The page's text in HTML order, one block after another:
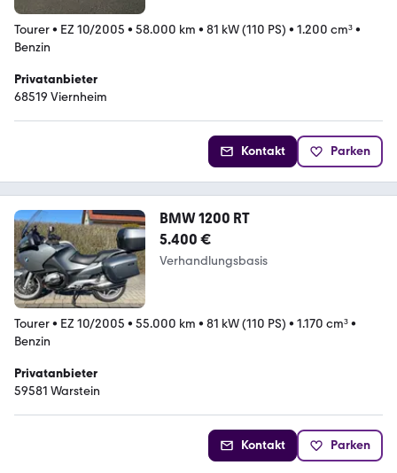
Tourer• EZ 10/2005 • 58.000 km • 81 kW (110 PS) • 1.200 cm³•
Benzin
Privatanbieter
68519 Viernheim
Kontakt Parken
BMW 1200 RT
5.400 €
Verhandlungsbasis
Tourer• EZ 10/2005 • 55.000 km • 81 kW (110 PS) • 1.170 cm³•
Benzin
Privatanbieter
59581 Warstein
Kontakt Parken